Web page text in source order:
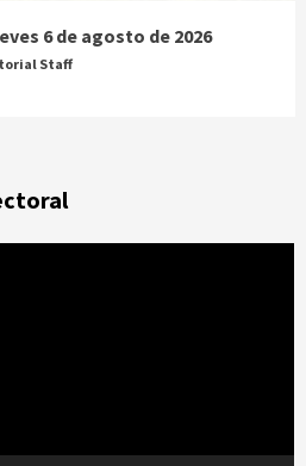
6 de agosto de 2026
Staff